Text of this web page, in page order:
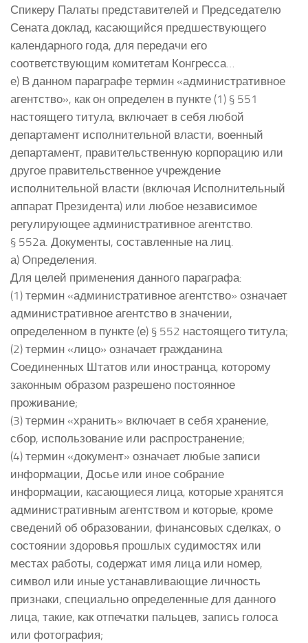
Спикеру Палаты представителей и Председателю
Сената доклад, касающийся предшествующего
календарного года, для передачи его
соответствующим комитетам Конгресса…
е) В данном параграфе термин «административное
агентство», как он определен в пункте (1) § 551
настоящего титула, включает в себя любой
департамент исполнительной власти, военный
департамент, правительственную корпорацию или
другое правительственное учреждение
исполнительной власти (включая Исполнительный
аппарат Президента) или любое независимое
регулирующее административное агентство.
§ 552а. Документы, составленные на лиц.
а) Определения.
Для целей применения данного параграфа:
(1) термин «административное агентство» означает
административное агентство в значении,
определенном в пункте (е) § 552 настоящего титула;
(2) термин «лицо» означает гражданина
Соединенных Штатов или иностранца, которому
законным образом разрешено постоянное
проживание;
(3) термин «хранить» включает в себя хранение,
сбор, использование или распространение;
(4) термин «документ» означает любые записи
информации, Досье или иное собрание
информации, касающиеся лица, которые хранятся
административным агентством и которые, кроме
сведений об образовании, финансовых сделках, о
состоянии здоровья прошлых судимостях или
местах работы, содержат имя лица или номер,
символ или иные устанавливающие личность
признаки, специально определенные для данного
лица, такие, как отпечатки пальцев, запись голоса
или фотография;